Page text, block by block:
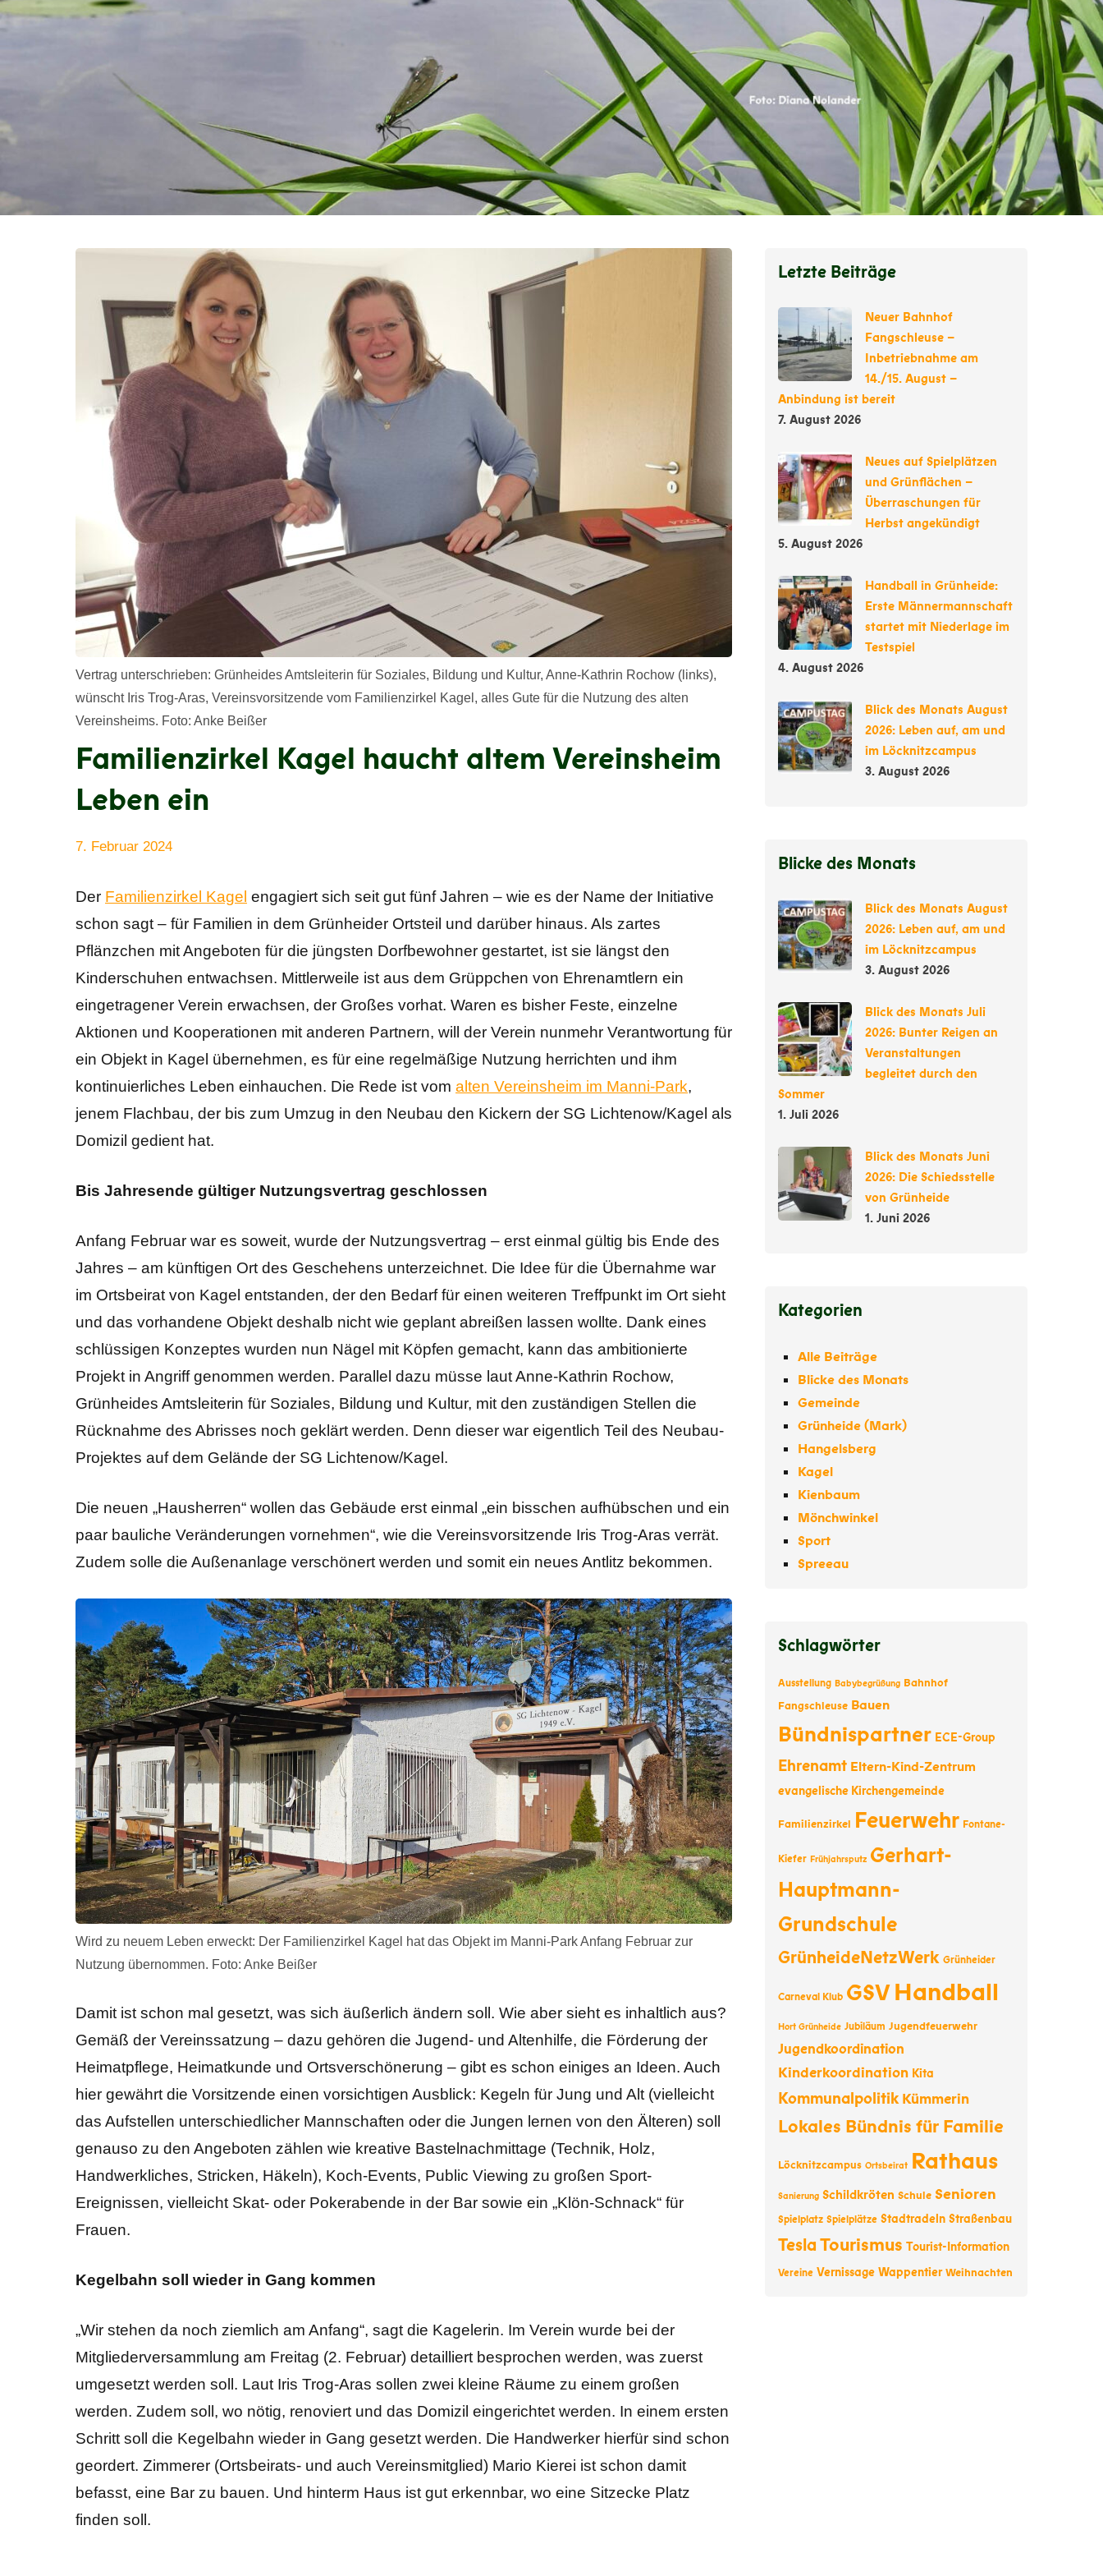
Vertrag unterschrieben: Grünheides Amtsleiterin für Soziales, Bildung und Kultur, Anne-Kathrin Rochow (links),
wünscht Iris Trog-Aras, Vereinsvorsitzende vom Familienzirkel Kagel, alles Gute für die Nutzung des alten
Vereinsheims. Foto: Anke Beißer
Familienzirkel Kagel haucht altem Vereinsheim
Leben ein
7. Februar 2024
Der Familienzirkel Kagel engagiert sich seit gut fünf Jahren – wie es der Name der Initiative
schon sagt – für Familien in dem Grünheider Ortsteil und darüber hinaus. Als zartes
Pflänzchen mit Angeboten für die jüngsten Dorfbewohner gestartet, ist sie längst den
Kinderschuhen entwachsen. Mittlerweile ist aus dem Grüppchen von Ehrenamtlern ein
eingetragener Verein erwachsen, der Großes vorhat. Waren es bisher Feste, einzelne
Aktionen und Kooperationen mit anderen Partnern, will der Verein nunmehr Verantwortung für
ein Objekt in Kagel übernehmen, es für eine regelmäßige Nutzung herrichten und ihm
kontinuierliches Leben einhauchen. Die Rede ist vom alten Vereinsheim im Manni-Park,
jenem Flachbau, der bis zum Umzug in den Neubau den Kickern der SG Lichtenow/Kagel als
Domizil gedient hat.
Bis Jahresende gültiger Nutzungsvertrag geschlossen
Anfang Februar war es soweit, wurde der Nutzungsvertrag – erst einmal gültig bis Ende des
Jahres – am künftigen Ort des Geschehens unterzeichnet. Die Idee für die Übernahme war
im Ortsbeirat von Kagel entstanden, der den Bedarf für einen weiteren Treffpunkt im Ort sieht
und das vorhandene Objekt deshalb nicht wie geplant abreißen lassen wollte. Dank eines
schlüssigen Konzeptes wurden nun Nägel mit Köpfen gemacht, kann das ambitionierte
Projekt in Angriff genommen werden. Parallel dazu müsse laut Anne-Kathrin Rochow,
Grünheides Amtsleiterin für Soziales, Bildung und Kultur, mit den zuständigen Stellen die
Rücknahme des Abrisses noch geklärt werden. Denn dieser war eigentlich Teil des Neubau-
Projektes auf dem Gelände der SG Lichtenow/Kagel.
Die neuen „Hausherren“ wollen das Gebäude erst einmal „ein bisschen aufhübschen und ein
paar bauliche Veränderungen vornehmen“, wie die Vereinsvorsitzende Iris Trog-Aras verrät.
Zudem solle die Außenanlage verschönert werden und somit ein neues Antlitz bekommen.
Wird zu neuem Leben erweckt: Der Familienzirkel Kagel hat das Objekt im Manni-Park Anfang Februar zur
Nutzung übernommen. Foto: Anke Beißer
Damit ist schon mal gesetzt, was sich äußerlich ändern soll. Wie aber sieht es inhaltlich aus?
Gemäß der Vereinssatzung – dazu gehören die Jugend- und Altenhilfe, die Förderung der
Heimatpflege, Heimatkunde und Ortsverschönerung – gibt es schon einiges an Ideen. Auch
hier gewährt die Vorsitzende einen vorsichtigen Ausblick: Kegeln für Jung und Alt (vielleicht
das Aufstellen unterschiedlicher Mannschaften oder die Jungen lernen von den Älteren) soll
genauso zu den Angeboten zählen wie kreative Bastelnachmittage (Technik, Holz,
Handwerkliches, Stricken, Häkeln), Koch-Events, Public Viewing zu großen Sport-
Ereignissen, vielleicht Skat- oder Pokerabende in der Bar sowie ein „Klön-Schnack“ für
Frauen.
Kegelbahn soll wieder in Gang kommen
„Wir stehen da noch ziemlich am Anfang“, sagt die Kagelerin. Im Verein wurde bei der
Mitgliederversammlung am Freitag (2. Februar) detailliert besprochen werden, was zuerst
umgesetzt werden soll. Laut Iris Trog-Aras sollen zwei kleine Räume zu einem großen
werden. Zudem soll, wo nötig, renoviert und das Domizil eingerichtet werden. In einem ersten
Schritt soll die Kegelbahn wieder in Gang gesetzt werden. Die Handwerker hierfür sind schon
geordert. Zimmerer (Ortsbeirats- und auch Vereinsmitglied) Mario Kierei ist schon damit
befasst, eine Bar zu bauen. Und hinterm Haus ist gut erkennbar, wo eine Sitzecke Platz
finden soll.
Letzte Beiträge
Neuer Bahnhof
Fangschleuse –
Inbetriebnahme am
14./15. August –
Anbindung ist bereit
7. August 2026
Neues auf Spielplätzen
und Grünflächen –
Überraschungen für
Herbst angekündigt
5. August 2026
Handball in Grünheide:
Erste Männermannschaft
startet mit Niederlage im
Testspiel
4. August 2026
Blick des Monats August
2026: Leben auf, am und
im Löcknitzcampus
3. August 2026
Blicke des Monats
Blick des Monats August
2026: Leben auf, am und
im Löcknitzcampus
3. August 2026
Blick des Monats Juli
2026: Bunter Reigen an
Veranstaltungen
begleitet durch den
Sommer
1. Juli 2026
Blick des Monats Juni
2026: Die Schiedsstelle
von Grünheide
1. Juni 2026
Kategorien
Alle Beiträge
Blicke des Monats
Gemeinde
Grünheide (Mark)
Hangelsberg
Kagel
Kienbaum
Mönchwinkel
Sport
Spreeau
Schlagwörter
Ausstellung Babybegrüßung Bahnhof
Fangschleuse Bauen
Bündnispartner ECE-Group
Ehrenamt Eltern-Kind-Zentrum
evangelische Kirchengemeinde
Familienzirkel Feuerwehr Fontane-
Kiefer Frühjahrsputz Gerhart-
Hauptmann-
Grundschule
GrünheideNetzWerk Grünheider
Carneval Klub GSVHandball
Hort Grünheide Jubiläum Jugendfeuerwehr
Jugendkoordination
Kinderkoordination Kita
Kommunalpolitik Kümmerin
Lokales Bündnis für Familie
Löcknitzcampus Ortsbeirat Rathaus
Sanierung Schildkröten Schule Senioren
Spielplatz Spielplätze Stadtradeln Straßenbau
TeslaTourismus Tourist-Information
Vereine Vernissage Wappentier Weihnachten